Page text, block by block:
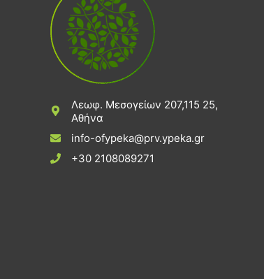
Λεωφ. Μεσογείων 207,115 25,
Αθήνα
info-ofypeka@prv.ypeka.gr
+30 2108089271